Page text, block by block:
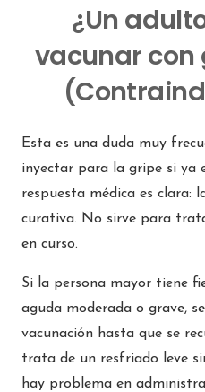
¿Un
vacunar con
Esta es una duda muy
inyectar para la gripe si ya
respuesta médica es clara:
curativa. No sirve para
en curso.
Si la persona mayor tiene
aguda moderada o grave,
vacunación hasta que se
trata de un resfriado leve
hay problema en